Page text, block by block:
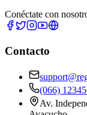
Conéctate con
Contacto
(066)
Av.